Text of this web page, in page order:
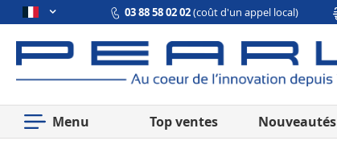
03 88 58 02 02(coût d'un appel local)
Menu Top ventes Nouveautés